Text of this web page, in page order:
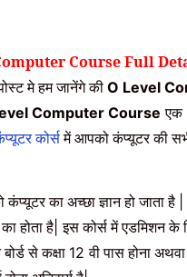
Course Full
मे हम जानेंगे की O Level
Computer Course एक
कोर्समें आपको कंप्यूटर की
का अच्छा ज्ञान हो जाता है
होता है |इस कोर्स में एडमिशन के
बोर्ड से कक्षा 12वी पास होना